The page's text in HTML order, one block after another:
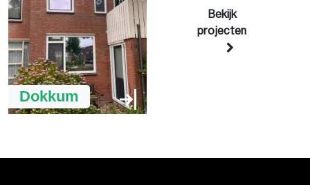
Dokkum
Bekijk
projecten